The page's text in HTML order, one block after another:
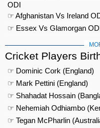
ODI
☞ Afghanistan Vs Ireland
☞ Essex Vs Glamorgan
Cricket Players
☞ Dominic Cork (England)
☞ Mark Pettini (England)
☞ Shahadat Hossain
☞ Nehemiah Odhiambo
☞ Tegan McPharlin